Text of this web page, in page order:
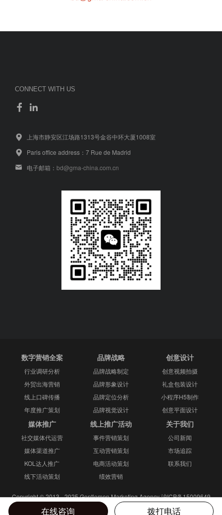
CONNECT WITH US
上海市静安区江场路1313号金谷中环大厦1008室
Paris office address：7 Rue de Madrid
电子邮箱： bd@gma-china.com.cn
数字营销全案
行业调研分析
外贸出海营销
线上口碑传播
年度推广策划
品牌战略
品牌战略制定
品牌形象设计
品牌定位分析
品牌视觉设计
创意设计
创意视频拍摄
礼盒包装设计
小程序H5制作
创意平面设计
媒体推广
社交媒体代运营
媒体渠道推广
KOL达人推广
线下活动策划
线上推广活动
事件营销策划
互动营销策划
电商活动策划
绩效营销
关于我们
公司新闻
市场追踪
联系我们
Copyright © 2013 - 2025 Gentlemen Marketing Agency沪ICP备15009649
网站地图
在线咨询 拨打电话